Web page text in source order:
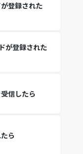
登録された
が登録された
信したら
ら